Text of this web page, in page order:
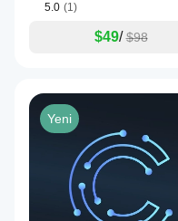
5.0 (1)
$49/ $98
Yeni